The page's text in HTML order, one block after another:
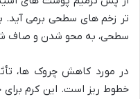
تر زخم های سطحی برمی آید.
سطحی، به محو شدن و صاف
در مورد کاهش چروک ها،
خطوط ریز است. این کرم